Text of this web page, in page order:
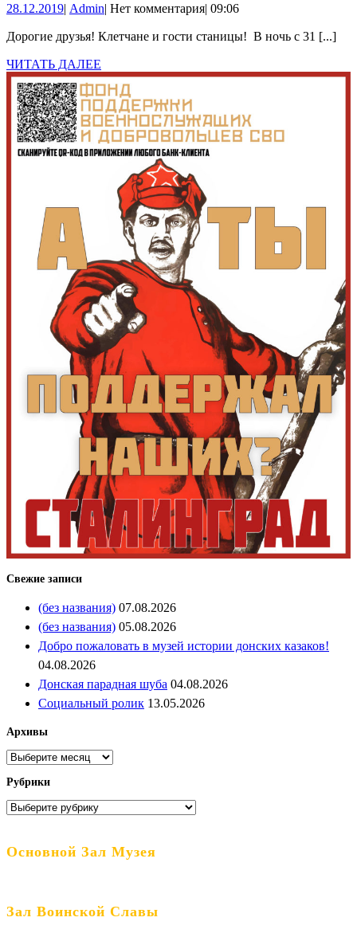
Победы
в
битве.
–
2020»
28.12.201928.12.2019
| AdminAdmin
| Нет комментария| 09:06
Дорогие друзья! Клетчане и гости станицы! В ночь с 31 [...]
ЧИТАТЬ ДАЛЕЕ
ДАЛЕЕ
Свежие записи
(без названия) 07.08.2026
(без названия) 05.08.2026
Добро пожаловать в музей истории донских казаков!
04.08.2026
Донская парадная шуба 04.08.2026
Социальный ролик 13.05.2026
Архивы
Архивы
Рубрики
Рубрики
Основной Зал Музея
Зал Воинской Славы